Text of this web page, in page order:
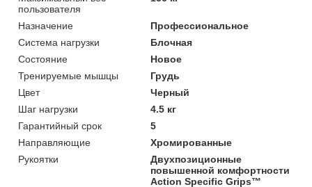
пользователя
Назначение
Профессиональное
Система нагрузки
Блочная
Состояние
Новое
Тренируемые мышцы
Грудь
Цвет
Черный
Шаг нагрузки
4.5 кг
Гарантийный срок
5
Направляющие
Хромированные
Рукоятки
Двухпозиционные
повышенной комфортности
Action Specific Grips™